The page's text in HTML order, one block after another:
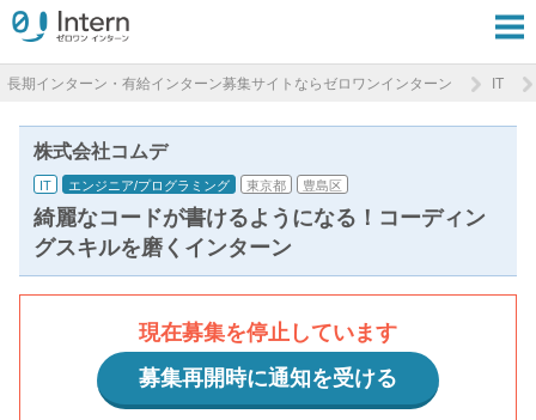
長期インターン・有給インターン募集サイトならゼロワンインターン IT
株式会社コムデ
IT エンジニア/プログラミング 東京都 豊島区
綺麗なコードが書けるようになる！コーディン
グスキルを磨くインターン
現在募集を停止しています
募集再開時に通知を受ける